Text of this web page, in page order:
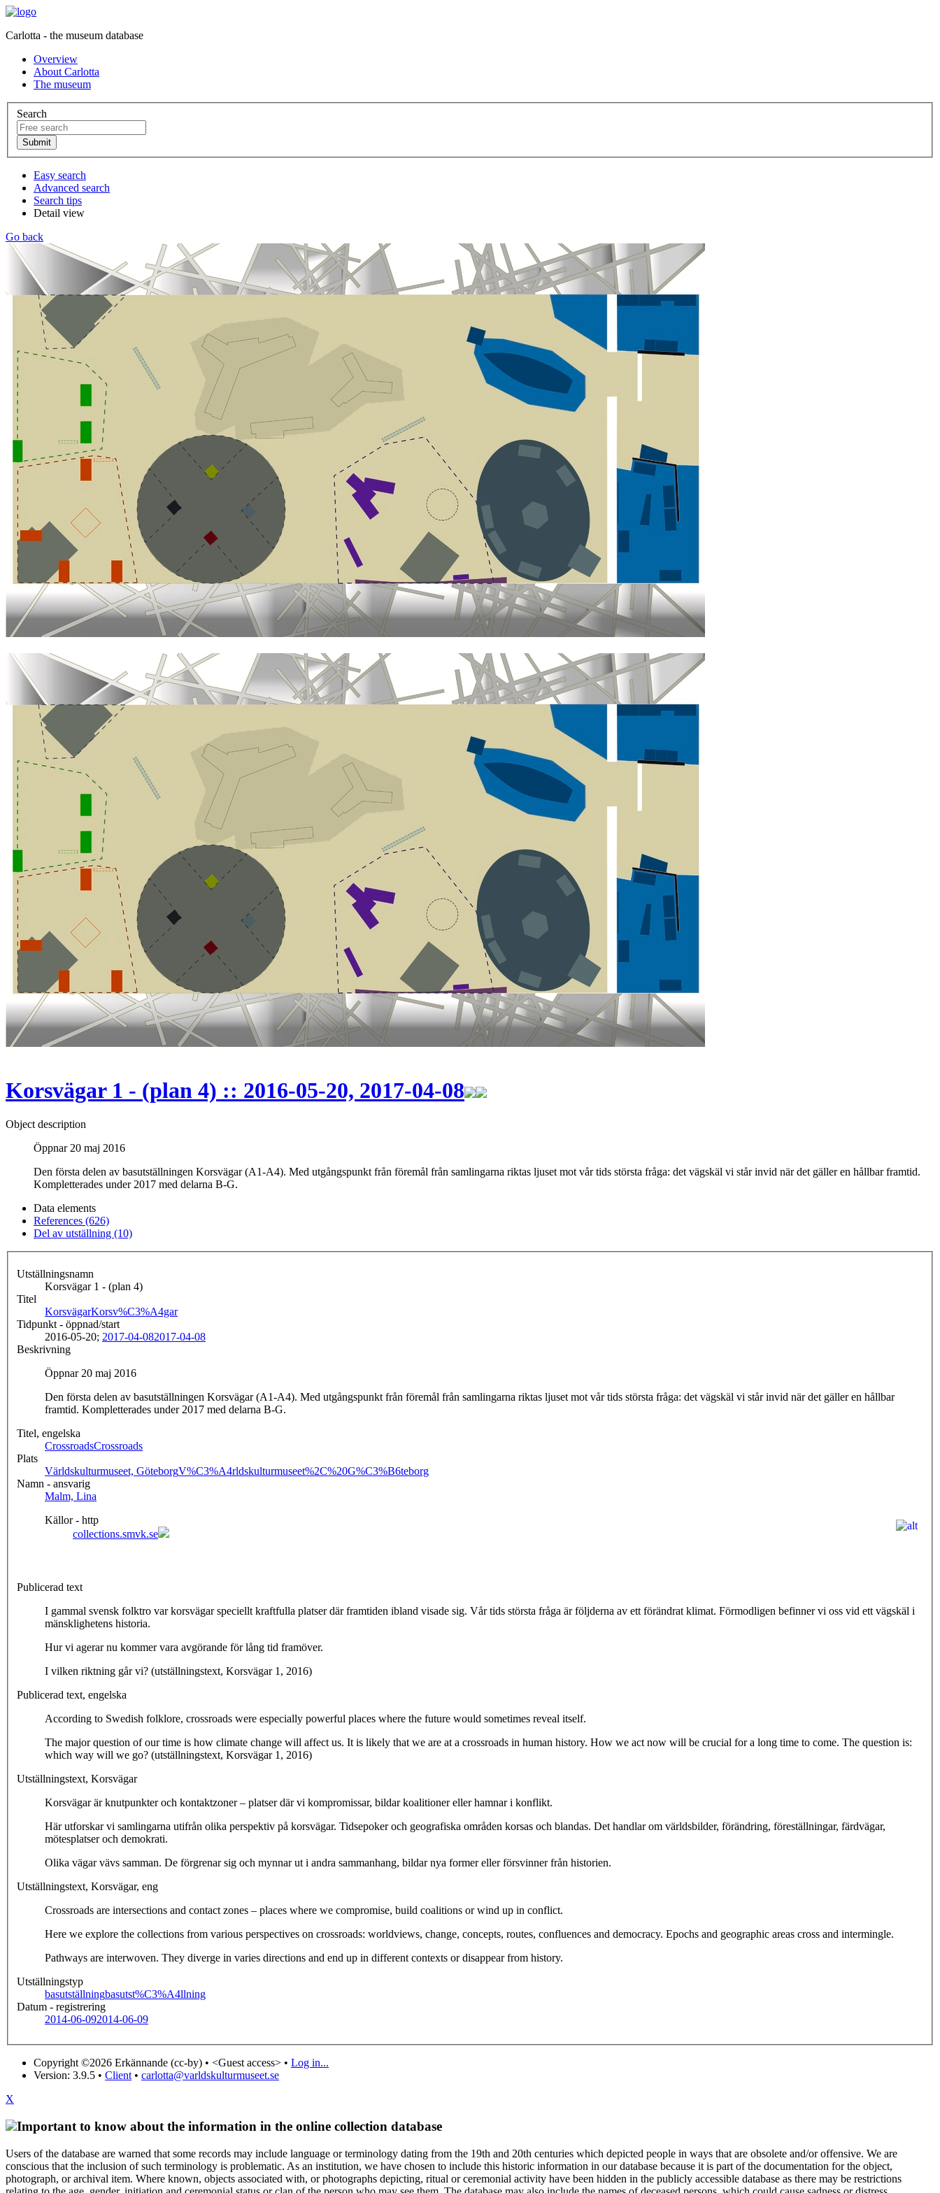
Carlotta - the museum database
Overview
About Carlotta
The museum
Search
Easy search
Advanced search
Search tips
Detail view
Go back
Korsvägar 1 - (plan 4) :: 2016-05-20, 2017-04-08
Object description
Öppnar 20 maj 2016
Den första delen av basutställningen Korsvägar (A1-A4). Med utgångspunkt från föremål från samlingarna riktas ljuset mot vår tids största fråga: det vägskäl vi står invid när det gäller en hållbar framtid.
Kompletterades under 2017 med delarna B-G.
Data elements
References (626)
Del av utställning (10)
Utställningsnamn
Korsvägar 1 - (plan 4)
Titel
KorsvägarKorsv%C3%A4gar
Tidpunkt - öppnad/start
2016-05-20; 2017-04-082017-04-08
Beskrivning
Öppnar 20 maj 2016
Den första delen av basutställningen Korsvägar (A1-A4). Med utgångspunkt från föremål från samlingarna riktas ljuset mot vår tids största fråga: det vägskäl vi står invid när det gäller en hållbar
framtid. Kompletterades under 2017 med delarna B-G.
Titel, engelska
CrossroadsCrossroads
Plats
Världskulturmuseet, GöteborgV%C3%A4rldskulturmuseet%2C%20G%C3%B6teborg
Namn - ansvarig
Malm, Lina
Källor - http
collections.smvk.se
Publicerad text
I gammal svensk folktro var korsvägar speciellt kraftfulla platser där framtiden ibland visade sig. Vår tids största fråga är följderna av ett förändrat klimat. Förmodligen befinner vi oss vid ett vägskäl i
mänsklighetens historia.
Hur vi agerar nu kommer vara avgörande för lång tid framöver.
I vilken riktning går vi? (utställningstext, Korsvägar 1, 2016)
Publicerad text, engelska
According to Swedish folklore, crossroads were especially powerful places where the future would sometimes reveal itself.
The major question of our time is how climate change will affect us. It is likely that we are at a crossroads in human history. How we act now will be crucial for a long time to come. The question is:
which way will we go? (utställningstext, Korsvägar 1, 2016)
Utställningstext, Korsvägar
Korsvägar är knutpunkter och kontaktzoner – platser där vi kompromissar, bildar koalitioner eller hamnar i konflikt.
Här utforskar vi samlingarna utifrån olika perspektiv på korsvägar. Tidsepoker och geografiska områden korsas och blandas. Det handlar om världsbilder, förändring, föreställningar, färdvägar,
mötesplatser och demokrati.
Olika vägar vävs samman. De förgrenar sig och mynnar ut i andra sammanhang, bildar nya former eller försvinner från historien.
Utställningstext, Korsvägar, eng
Crossroads are intersections and contact zones – places where we compromise, build coalitions or wind up in conflict.
Here we explore the collections from various perspectives on crossroads: worldviews, change, concepts, routes, confluences and democracy. Epochs and geographic areas cross and intermingle.
Pathways are interwoven. They diverge in varies directions and end up in different contexts or disappear from history.
Utställningstyp
basutställningbasutst%C3%A4llning
Datum - registrering
2014-06-092014-06-09
Copyright ©2026 Erkännande (cc-by) • <Guest access> • Log in...
Version: 3.9.5 • Client • carlotta@varldskulturmuseet.se
X
Important to know about the information in the online collection database
Users of the database are warned that some records may include language or terminology dating from the 19th and 20th centuries which depicted people in ways that are obsolete and/or offensive. We are
conscious that the inclusion of such terminology is problematic. As an institution, we have chosen to include this historic information in our database because it is part of the documentation for the object,
photograph, or archival item. Where known, objects associated with, or photographs depicting, ritual or ceremonial activity have been hidden in the publicly accessible database as there may be restrictions